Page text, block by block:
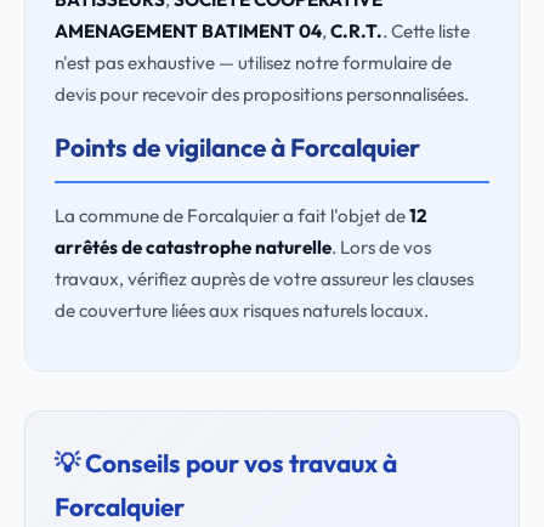
AMENAGEMENT BATIMENT 04, C.R.T.. Cette liste
n'est pas exhaustive — utilisez notre formulaire de
devis pour recevoir des propositions personnalisées.
Points de vigilance à Forcalquier
La commune de Forcalquier a fait l'objet de12
arrêtés de catastrophe naturelle. Lors de vos
travaux, vérifiez auprès de votre assureur les clauses
de couverture liées aux risques naturels locaux.
💡 Conseils pour vos travaux à
Forcalquier